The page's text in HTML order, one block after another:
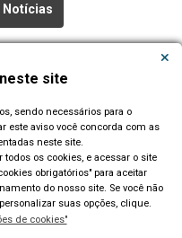
site
sendo necessários para o
este aviso você concorda com as
neste site.
os cookies, e acessar o site
obrigatórios" para aceitar
do nosso site. Se você não
suas opções, clique.
de cookies"
93010-010. Fone: (51)